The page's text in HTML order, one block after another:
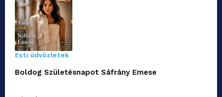
Esti üdvözletek
Boldog Születésnapot Sáfrány Emese